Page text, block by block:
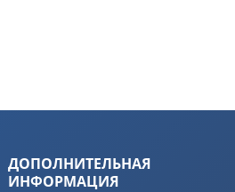
ДОПОЛНИТЕЛЬНАЯ
ИНФОРМАЦИЯ